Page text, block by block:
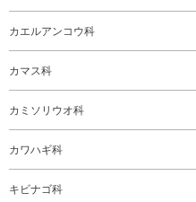
カエルアンコウ科
カマス科
カミソリウオ科
カワハギ科
キビナゴ科